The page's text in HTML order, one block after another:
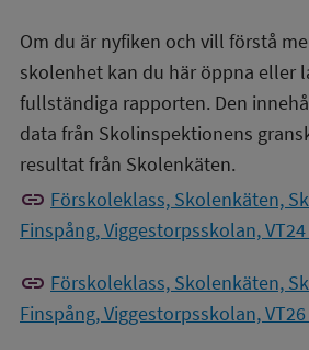
Om du är nyfiken och vill förstå
skolenhet kan du här öppna eller
fullständiga rapporten. Den
data från Skolinspektionens
resultat från Skolenkäten.
link Förskoleklass, Skolenkäten,
Finspång, Viggestorpsskolan,
link Förskoleklass, Skolenkäten,
Finspång, Viggestorpsskolan,